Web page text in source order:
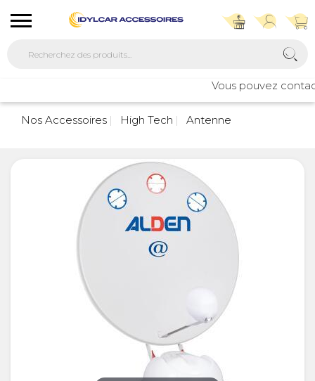
Vous pouvez
Nos Accessoires High Tech Antenne